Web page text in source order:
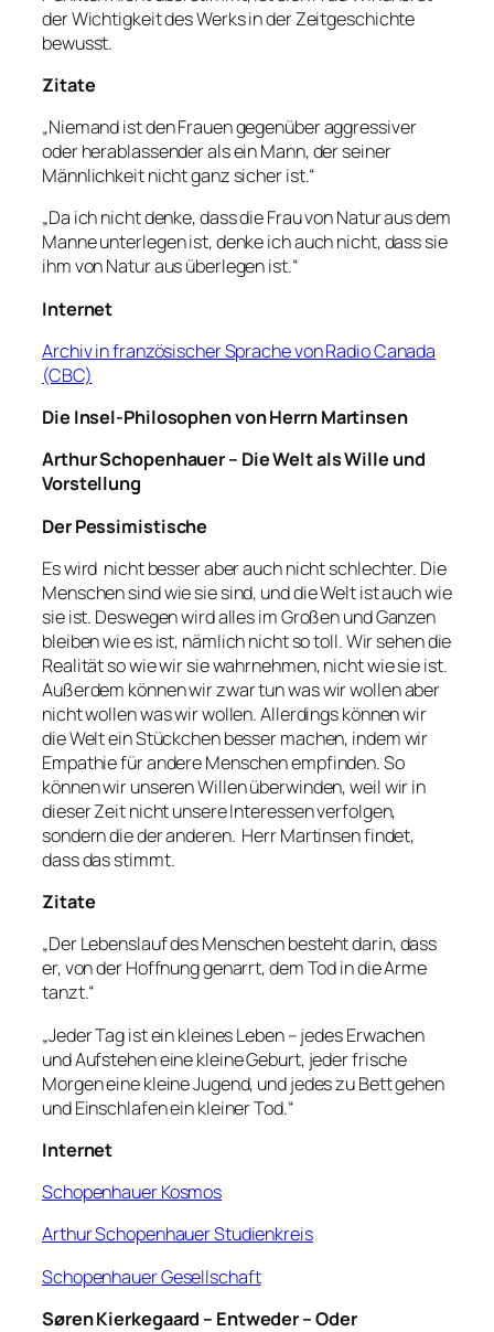
der Wichtigkeit des Werks in der Zeitgeschichte
bewusst.
Zitate
„Niemand ist den Frauen gegenüber aggressiver
oder herablassender als ein Mann, der seiner
Männlichkeit nicht ganz sicher ist.“
„Da ich nicht denke, dass die Frau von Natur aus dem
Manne unterlegen ist, denke ich auch nicht, dass sie
ihm von Natur aus überlegen ist.“
Internet
Archiv in französischer Sprache von Radio Canada
(CBC)
Die Insel-Philosophen von Herrn Martinsen
Arthur Schopenhauer – Die Welt als Wille und
Vorstellung
Der Pessimistische
Es wird nicht besser aber auch nicht schlechter. Die
Menschen sind wie sie sind, und die Welt ist auch wie
sie ist. Deswegen wird alles im Großen und Ganzen
bleiben wie es ist, nämlich nicht so toll. Wir sehen die
Realität so wie wir sie wahrnehmen, nicht wie sie ist.
Außerdem können wir zwar tun was wir wollen aber
nicht wollen was wir wollen. Allerdings können wir
die Welt ein Stückchen besser machen, indem wir
Empathie für andere Menschen empfinden. So
können wir unseren Willen überwinden, weil wir in
dieser Zeit nicht unsere Interessen verfolgen,
sondern die der anderen. Herr Martinsen findet,
dass das stimmt.
Zitate
„Der Lebenslauf des Menschen besteht darin, dass
er, von der Hoffnung genarrt, dem Tod in die Arme
tanzt.“
„Jeder Tag ist ein kleines Leben – jedes Erwachen
und Aufstehen eine kleine Geburt, jeder frische
Morgen eine kleine Jugend, und jedes zu Bett gehen
und Einschlafen ein kleiner Tod.“
Internet
Schopenhauer Kosmos
Arthur Schopenhauer Studienkreis
Schopenhauer Gesellschaft
Søren Kierkegaard – Entweder – Oder